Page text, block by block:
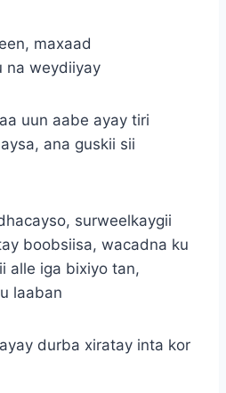
maxaad
na weydiiyay
uun aabe ayay tiri
ana guskii sii
surweelkaygii
boobsiisa, wacadna ku
alle iga bixiyo tan,
laaban
durba xiratay inta kor